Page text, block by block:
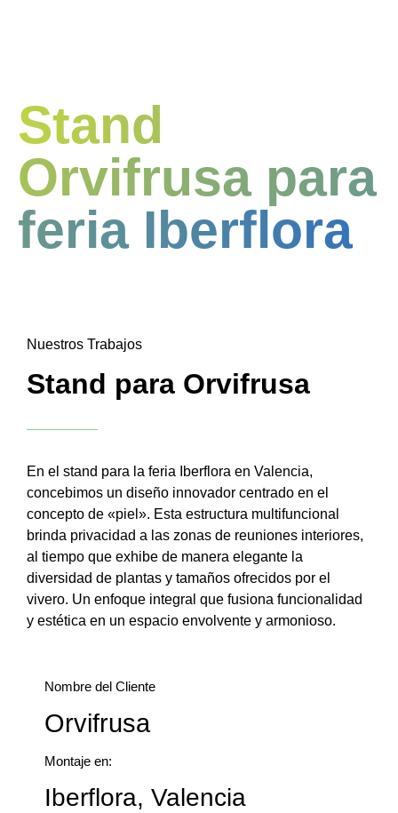
Stand
Orvifrusa para
feria Iberflora
Nuestros Trabajos
Stand para Orvifrusa
En el stand para la feria Iberflora en Valencia,
concebimos un diseño innovador centrado en el
concepto de «piel». Esta estructura multifuncional
brinda privacidad a las zonas de reuniones interiores,
al tiempo que exhibe de manera elegante la
diversidad de plantas y tamaños ofrecidos por el
vivero. Un enfoque integral que fusiona funcionalidad
y estética en un espacio envolvente y armonioso.
Nombre del Cliente
Orvifrusa
Montaje en:
Iberflora, Valencia